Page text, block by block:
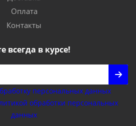
Оплата
Контакты
всегда в курсе!
персональных данных
обработки персональных
данных